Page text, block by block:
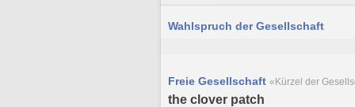
Wahlspruch der Gesellschaft
Freie Gesellschaft «Kürzel der
the clover patch